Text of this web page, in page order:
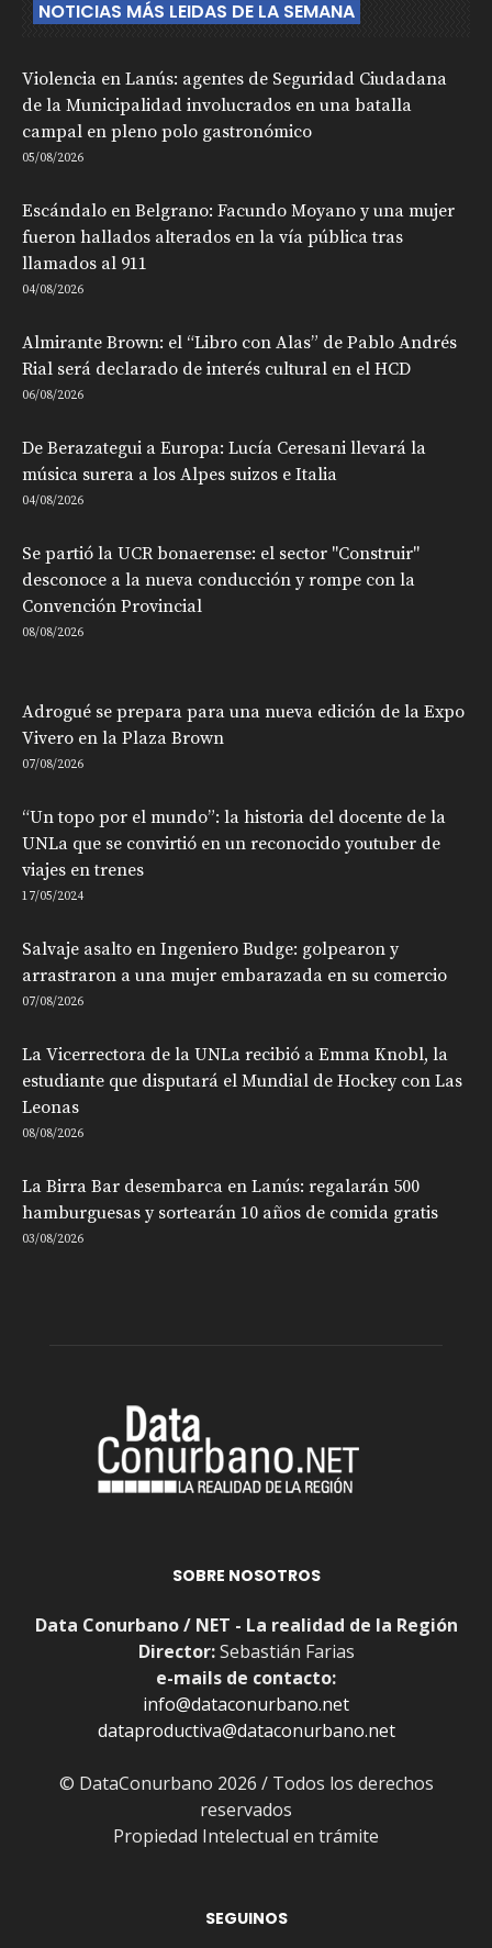
NOTICIAS MÁS LEIDAS DE LA SEMANA
Violencia en Lanús: agentes de Seguridad Ciudadana
de la Municipalidad involucrados en una batalla
campal en pleno polo gastronómico
05/08/2026
Escándalo en Belgrano: Facundo Moyano y una mujer
fueron hallados alterados en la vía pública tras
llamados al 911
04/08/2026
Almirante Brown: el “Libro con Alas” de Pablo Andrés
Rial será declarado de interés cultural en el HCD
06/08/2026
De Berazategui a Europa: Lucía Ceresani llevará la
música surera a los Alpes suizos e Italia
04/08/2026
Se partió la UCR bonaerense: el sector "Construir"
desconoce a la nueva conducción y rompe con la
Convención Provincial
08/08/2026
Adrogué se prepara para una nueva edición de la Expo
Vivero en la Plaza Brown
07/08/2026
“Un topo por el mundo”: la historia del docente de la
UNLa que se convirtió en un reconocido youtuber de
viajes en trenes
17/05/2024
Salvaje asalto en Ingeniero Budge: golpearon y
arrastraron a una mujer embarazada en su comercio
07/08/2026
La Vicerrectora de la UNLa recibió a Emma Knobl, la
estudiante que disputará el Mundial de Hockey con Las
Leonas
08/08/2026
La Birra Bar desembarca en Lanús: regalarán 500
hamburguesas y sortearán 10 años de comida gratis
03/08/2026
SOBRE NOSOTROS
Data Conurbano / NET - La realidad de la Región
Director:Sebastián Farias
e-mails de contacto:
info@dataconurbano.net
dataproductiva@dataconurbano.net
© DataConurbano 2026 / Todos los derechos
reservados
Propiedad Intelectual en trámite
SEGUINOS